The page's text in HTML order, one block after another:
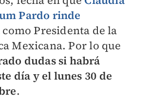
Pardo rinde
como Presidenta de la
Mexicana. Por lo que
dudas si habrá
día y el lunes 30 de
.